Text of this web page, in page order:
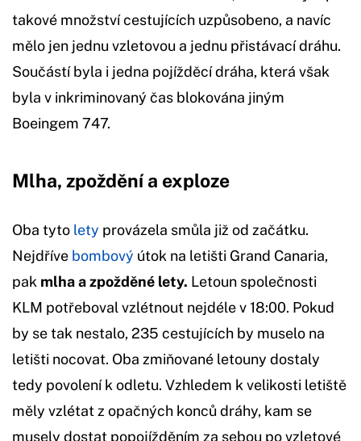
takové množství cestujících uzpůsobeno, a navíc
mělo jen jednu vzletovou a jednu přistávací dráhu.
Součástí byla i jedna pojížděcí dráha, která však
byla v inkriminovaný čas blokována jiným
Boeingem 747.
Mlha, zpoždění a exploze
Oba tyto lety provázela smůla již od začátku.
Nejdříve bombový útok na letišti Grand Canaria,
pak mlha a zpožděné lety. Letoun společnosti
KLM potřeboval vzlétnout nejdéle v 18:00. Pokud
by se tak nestalo, 235 cestujících by muselo na
letišti nocovat. Oba zmiňované letouny dostaly
tedy povolení k odletu. Vzhledem k velikosti letiště
měly vzlétat z opačných konců dráhy, kam se
musely dostat popojížděním za sebou po vzletové